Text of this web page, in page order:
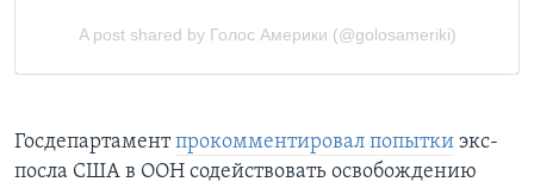
Госдепартаментпрокомментировал попытки экс-
посла США в ООН содействовать освобождению